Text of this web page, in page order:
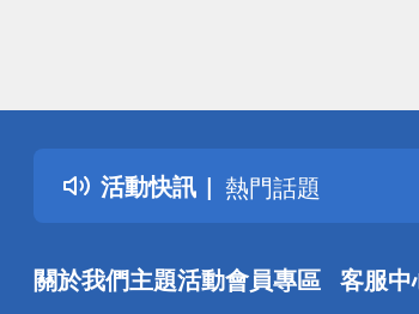
活動快訊
詐騙網頁！請小
得獎公告
熱門話題
銀行優惠
詐騙網頁！請小
關於我們主題活動會員專區 客服中